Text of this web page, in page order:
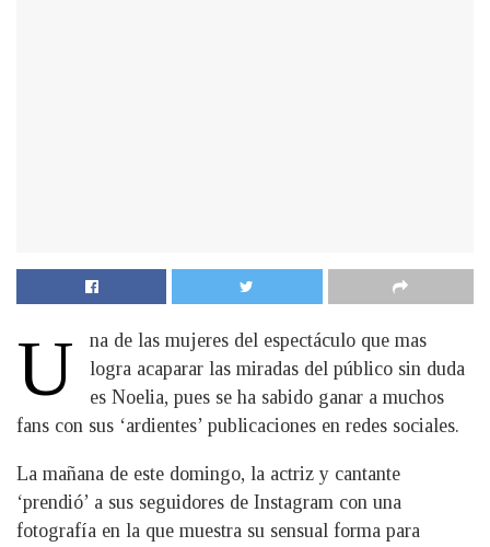
U
na de las mujeres del espectáculo que mas
logra acaparar las miradas del público sin duda
es Noelia, pues se ha sabido ganar a muchos
fans con sus ‘ardientes’ publicaciones en redes sociales.
La mañana de este domingo, la actriz y cantante
‘prendió’ a sus seguidores de Instagram con una
fotografía en la que muestra su sensual forma para